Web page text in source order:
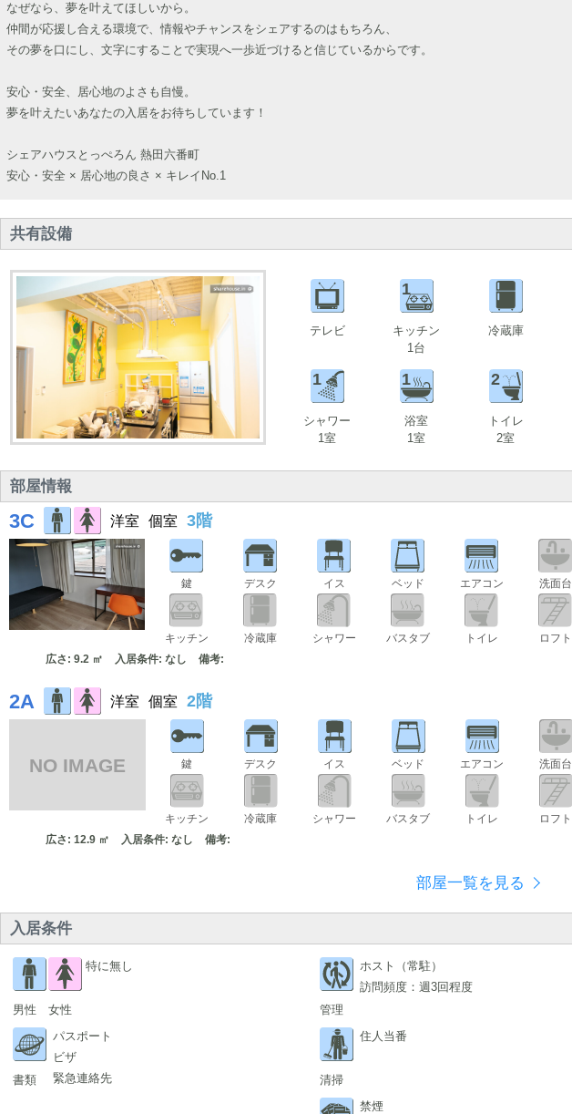
なぜなら、夢を叶えてほしいから。
仲間が応援し合える環境で、情報やチャンスをシェアするのはもちろん、
その夢を口にし、文字にすることで実現へ一歩近づけると信じているからです。
安心・安全、居心地のよさも自慢。
夢を叶えたいあなたの入居をお待ちしています！
シェアハウスとっぺろん 熱田六番町
安心・安全 × 居心地の良さ × キレイNo.1
共有設備
テレビ
1
キッチン
1台
冷蔵庫
1
シャワー
1室
1
浴室
1室
2
トイレ
2室
部屋情報
3C 洋室 個室 3階
鍵 デスク イス ベッド エアコン 洗面台
キッチン 冷蔵庫 シャワー バスタブ トイレ ロフト
広さ: 9.2 ㎡ 入居条件: なし 備考:
2A 洋室 個室 2階
NO IMAGE 鍵 デスク イス ベッド エアコン 洗面台
キッチン 冷蔵庫 シャワー バスタブ トイレ ロフト
広さ: 12.9 ㎡ 入居条件: なし 備考:
部屋一覧を見る
入居条件
男性 女性
特に無し
管理
ホスト（常駐）
訪問頻度：週3回程度
書類
パスポート
ビザ
緊急連絡先
清掃
住人当番
禁煙